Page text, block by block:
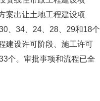
案出让土地工程建设项
、34、24、28、29和18个
建设许可阶段、施工许可
个。审批事项和流程已全